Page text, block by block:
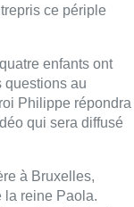
ce périple
enfants ont
questions au
Philippe répondra
qui sera diffusé
à Bruxelles,
la reine Paola.